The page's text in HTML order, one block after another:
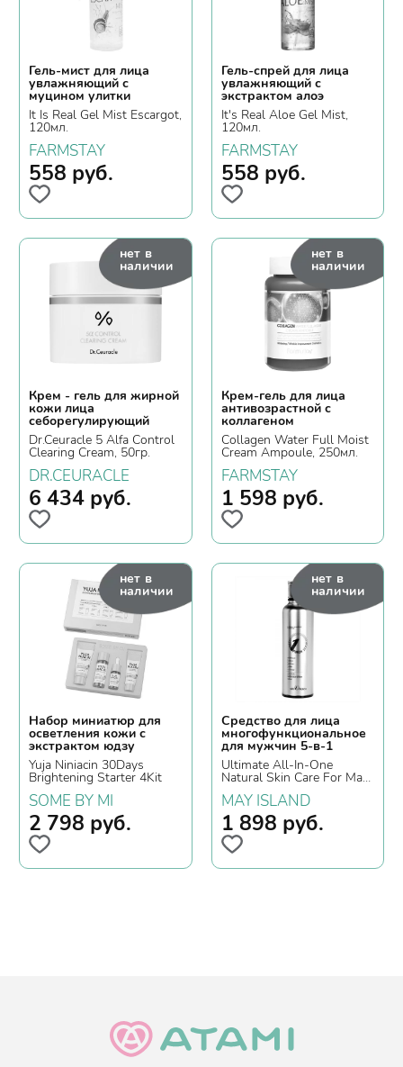
Гель-мист для лица
увлажняющий с
муцином улитки
It Is Real Gel Mist Escargot,
120мл.
FARMSTAY
558 руб.
Гель-спрей для лица
увлажняющий с
экстрактом алоэ
It's Real Aloe Gel Mist,
120мл.
FARMSTAY
558 руб.
нет в
наличии
Крем - гель для жирной
кожи лица
себорегулирующий
Dr.Ceuracle 5 Alfa Control
Clearing Cream, 50гр.
DR.CEURACLE
6 434 руб.
нет в
наличии
Крем-гель для лица
антивозрастной с
коллагеном
Сollagen Water Full Moist
Cream Ampoule, 250мл.
FARMSTAY
1 598 руб.
нет в
наличии
Набор миниатюр для
осветления кожи с
экстрактом юдзу
Yuja Niniacin 30Days
Brightening Starter 4Kit
SOME BY MI
2 798 руб.
нет в
наличии
Средство для лица
многофункциональное
для мужчин 5-в-1
Ultimate All-In-One
Natural Skin Care For Man,
120мл.
MAY ISLAND
1 898 руб.